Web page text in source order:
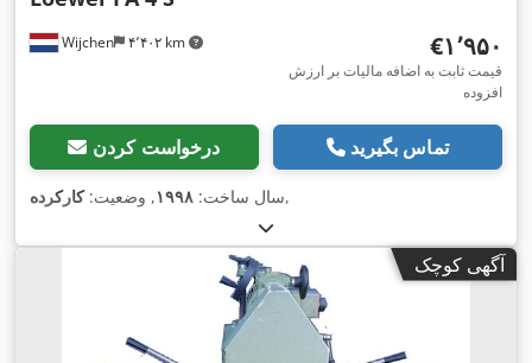
Wijchen ۴٬۴۰۲ km ‎€۱٬۹۵۰
قیمت ثابت به اضافه مالیات بر ارزش
افزوده
درخواست کردن تماس بگیرید
سال ساخت: ۱۹۹۸, وضعیت:کارکرده ,
آگهی کوچک